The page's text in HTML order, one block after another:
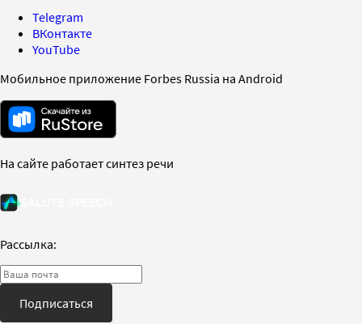
Telegram
ВКонтакте
YouTube
Мобильное приложение Forbes Russia на Android
На сайте работает синтез речи
Рассылка:
Подписаться